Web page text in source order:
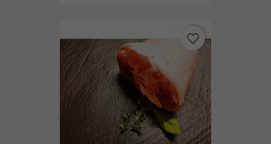
favorite_border